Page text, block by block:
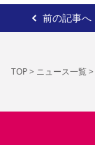
前の記事へ
TOP> ニュース一覧>